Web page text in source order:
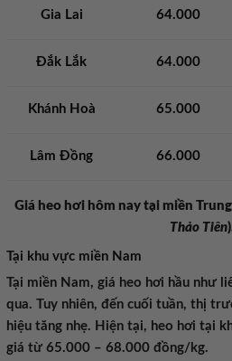
Gia Lai 64.000
Đắk Lắk 64.000
Khánh Hoà 65.000
Lâm Đồng 66.000
Giá heo hơi hôm nay tại miền
Thảo Tiên
Tại khu vực miền Nam
Tại miền Nam, giá heo hơi hầu như
qua. Tuy nhiên, đến cuối tuần, thị
hiệu tăng nhẹ. Hiện tại, heo hơi tại
giá từ 65.000 – 68.000 đồng/kg.